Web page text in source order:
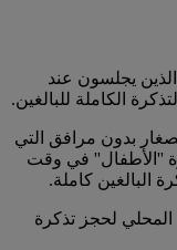
يجلسون عند
الكاملة للبالغين.
بدون مرافق التي
''الأطفال'' في وقت
البالغين كاملة.
لحجز تذكرة